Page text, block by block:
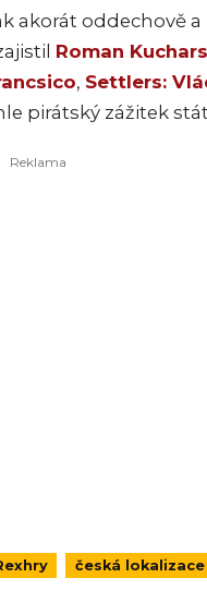
akorát oddechově a
Roman
, Settlers:
pirátský zážitek
česká lokalizace